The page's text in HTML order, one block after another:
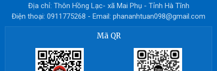
Địa chỉ: Thôn Hồng Lạc- xã Mai Phụ - Tỉnh Hà Tĩnh
Điện thoại: 0911775268 - Email: phananhtuan098@gmail.com
Mã QR